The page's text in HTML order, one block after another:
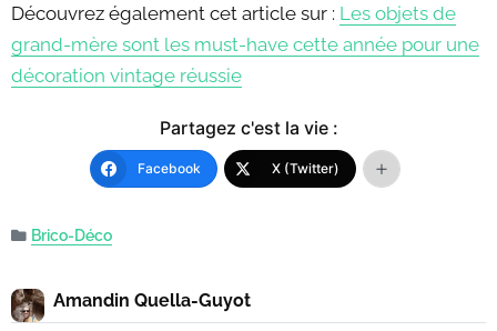
Découvrez également cet article sur : Les objets de
grand-mère sont les must-have cette année pour une
décoration vintage réussie
Partagez c'est la vie :
Facebook X (Twitter)
Brico-Déco
Amandin Quella-Guyot